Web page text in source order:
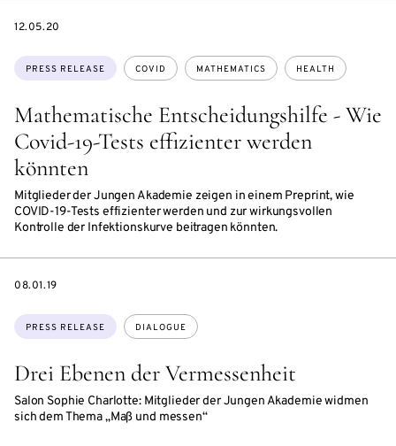
Mathematische Entscheidungshilfe - Wie
Covid-19-Tests effizienter werden
könnten
Mitglieder der Jungen Akademie zeigen in einem Preprint, wie
COVID-19-Tests effizienter werden und zur wirkungsvollen
Kontrolle der Infektionskurve beitragen könnten.
Topics:
PRESS RELEASE COVID MATHEMATICS HEALTH
DATE
12.05.20
Drei Ebenen der Vermessenheit
Salon Sophie Charlotte: Mitglieder der Jungen Akademie widmen
sich dem Thema „Maß und messen“
Topics:
PRESS RELEASE DIALOGUE
DATE
08.01.19